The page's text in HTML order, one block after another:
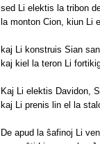
sed Li elektis la tribon
la monton Cion, kiun Li
kaj Li konstruis Sian
kaj kiel la teron Li
Kaj Li elektis Davidon,
kaj Li prenis lin el la
De apud la ŝafinoj Li